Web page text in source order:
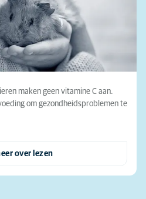
maken geen vitamine C aan.
om gezondheidsproblemen te
over lezen